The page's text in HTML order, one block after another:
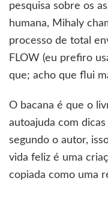
pesquisa sobre os
humana, Mihaly
processo de total
FLOW (eu prefiro
que; acho que flui
O bacana é que o
autoajuda com
segundo o autor,
vida feliz é uma
copiada como uma